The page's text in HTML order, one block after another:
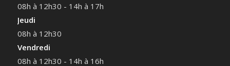
08h à 12h30 - 14h à 17h
Jeudi
08h à 12h30
Vendredi
08h à 12h30 - 14h à 16h